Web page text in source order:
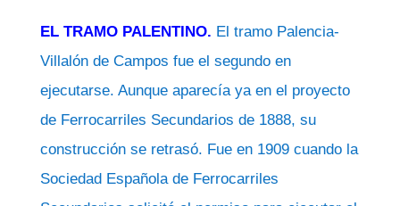
EL TRAMO PALENTINO. El tramo Palencia-
Villalón de Campos fue el segundo en
ejecutarse. Aunque aparecía ya en el proyecto
de Ferrocarriles Secundarios de 1888, su
construcción se retrasó. Fue en 1909 cuando la
Sociedad Española de Ferrocarriles